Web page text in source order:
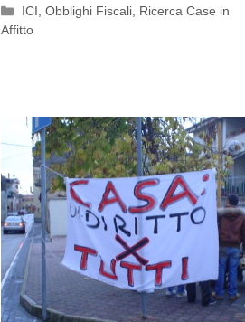
Categorie
ICI, Obblighi Fiscali, Ricerca Case in
Affitto